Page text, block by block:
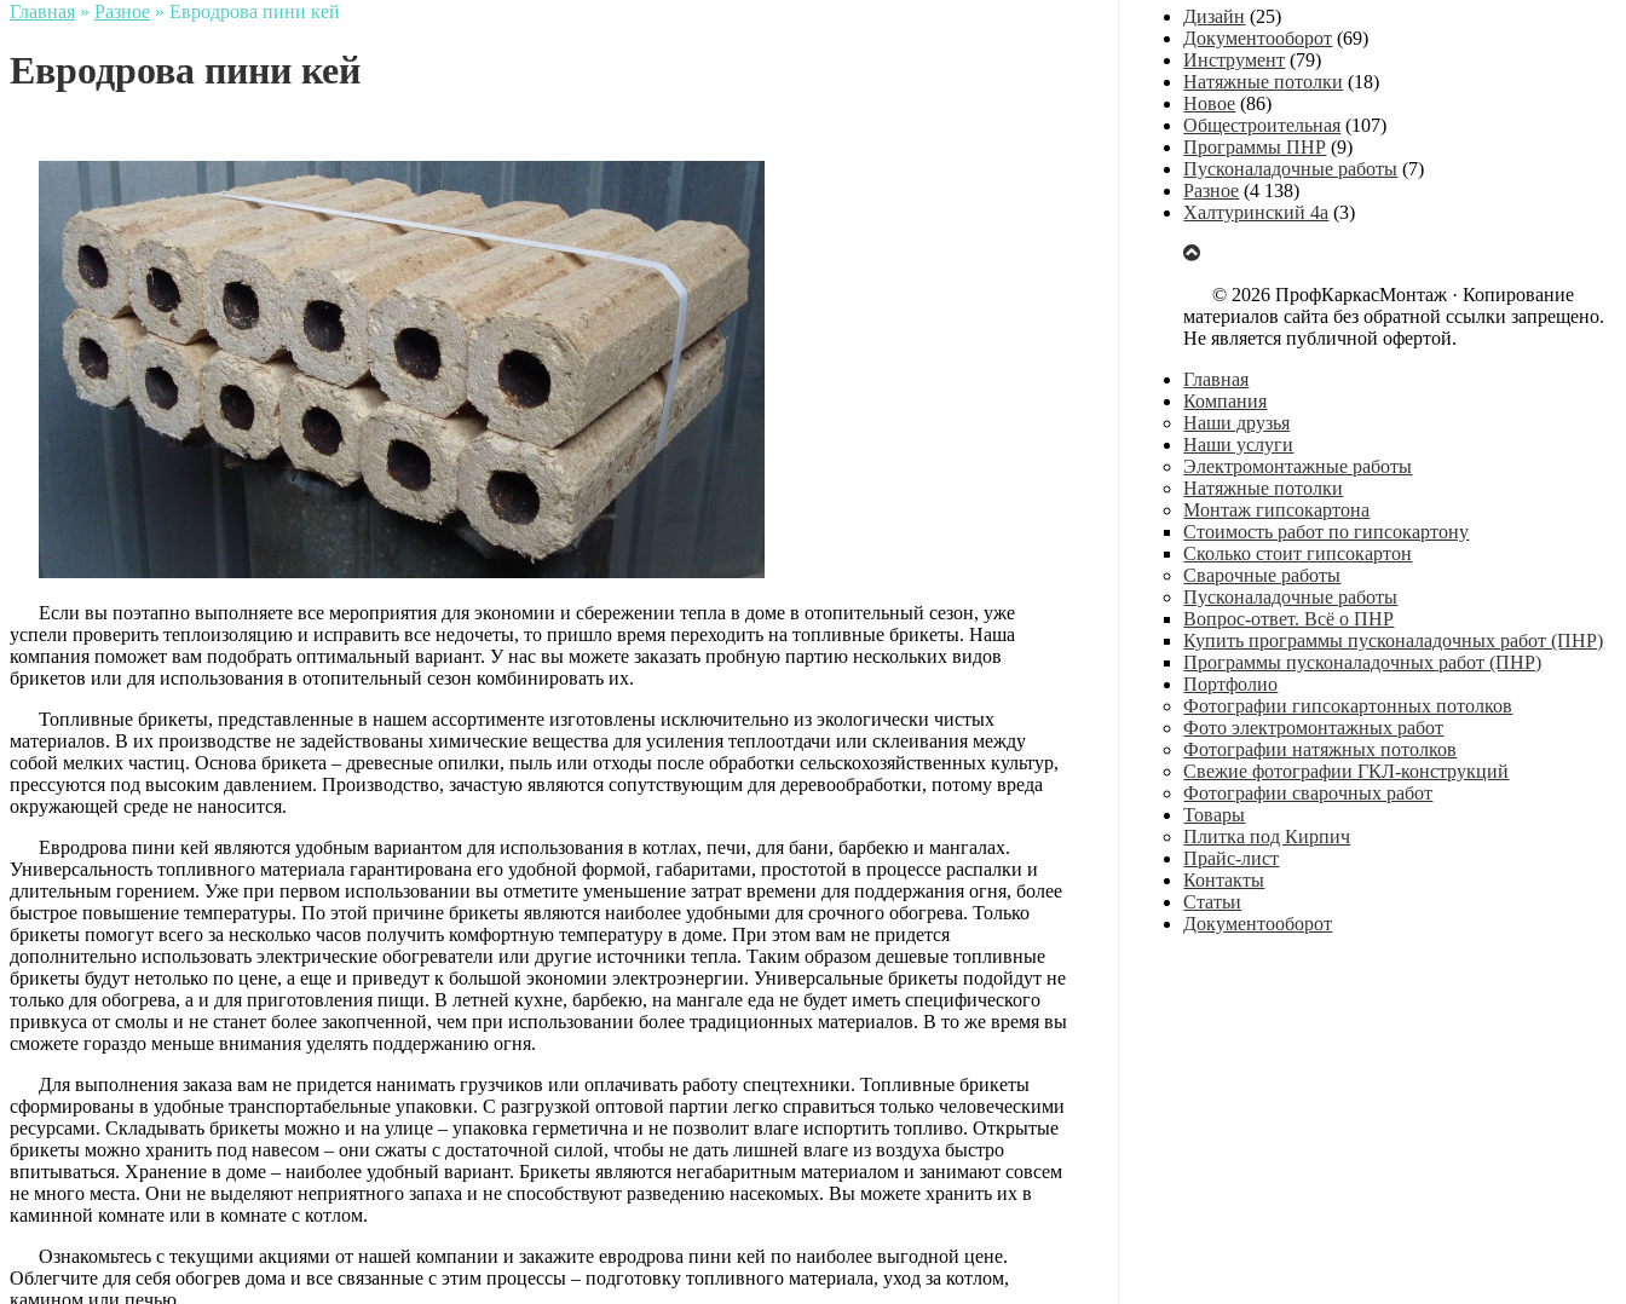
Главная » Разное » Евродрова пини кей
Евродрова пини кей
Если вы поэтапно выполняете все мероприятия для экономии и сбережении тепла в доме в отопительный сезон, уже
успели проверить теплоизоляцию и исправить все недочеты, то пришло время переходить на топливные брикеты. Наша
компания поможет вам подобрать оптимальный вариант. У нас вы можете заказать пробную партию нескольких видов
брикетов или для использования в отопительный сезон комбинировать их.
Топливные брикеты, представленные в нашем ассортименте изготовлены исключительно из экологически чистых
материалов. В их производстве не задействованы химические вещества для усиления теплоотдачи или склеивания между
собой мелких частиц. Основа брикета – древесные опилки, пыль или отходы после обработки сельскохозяйственных культур,
прессуются под высоким давлением. Производство, зачастую являются сопутствующим для деревообработки, потому вреда
окружающей среде не наносится.
Евродрова пини кей являются удобным вариантом для использования в котлах, печи, для бани, барбекю и мангалах.
Универсальность топливного материала гарантирована его удобной формой, габаритами, простотой в процессе распалки и
длительным горением. Уже при первом использовании вы отметите уменьшение затрат времени для поддержания огня, более
быстрое повышение температуры. По этой причине брикеты являются наиболее удобными для срочного обогрева. Только
брикеты помогут всего за несколько часов получить комфортную температуру в доме. При этом вам не придется
дополнительно использовать электрические обогреватели или другие источники тепла. Таким образом дешевые топливные
брикеты будут нетолько по цене, а еще и приведут к большой экономии электроэнергии. Универсальные брикеты подойдут не
только для обогрева, а и для приготовления пищи. В летней кухне, барбекю, на мангале еда не будет иметь специфического
привкуса от смолы и не станет более закопченной, чем при использовании более традиционных материалов. В то же время вы
сможете гораздо меньше внимания уделять поддержанию огня.
Для выполнения заказа вам не придется нанимать грузчиков или оплачивать работу спецтехники. Топливные брикеты
сформированы в удобные транспортабельные упаковки. С разгрузкой оптовой партии легко справиться только человеческими
ресурсами. Складывать брикеты можно и на улице – упаковка герметична и не позволит влаге испортить топливо. Открытые
брикеты можно хранить под навесом – они сжаты с достаточной силой, чтобы не дать лишней влаге из воздуха быстро
впитываться. Хранение в доме – наиболее удобный вариант. Брикеты являются негабаритным материалом и занимают совсем
не много места. Они не выделяют неприятного запаха и не способствуют разведению насекомых. Вы можете хранить их в
каминной комнате или в комнате с котлом.
Ознакомьтесь с текущими акциями от нашей компании и закажите евродрова пини кей по наиболее выгодной цене.
Облегчите для себя обогрев дома и все связанные с этим процессы – подготовку топливного материала, уход за котлом,
камином или печью.
Дизайн (25)
Документооборот (69)
Инструмент (79)
Натяжные потолки (18)
Новое (86)
Общестроительная (107)
Программы ПНР (9)
Пусконаладочные работы (7)
Разное (4 138)
Халтуринский 4а (3)
© 2026 ПрофКаркасМонтаж · Копирование
материалов сайта без обратной ссылки запрещено.
Не является публичной офертой.
Главная
Компания
Наши друзья
Наши услуги
Электромонтажные работы
Натяжные потолки
Монтаж гипсокартона
Стоимость работ по гипсокартону
Сколько стоит гипсокартон
Сварочные работы
Пусконаладочные работы
Вопрос-ответ. Всё о ПНР
Купить программы пусконаладочных работ (ПНР)
Программы пусконаладочных работ (ПНР)
Портфолио
Фотографии гипсокартонных потолков
Фото электромонтажных работ
Фотографии натяжных потолков
Свежие фотографии ГКЛ-конструкций
Фотографии сварочных работ
Товары
Плитка под Кирпич
Прайс-лист
Контакты
Статьи
Документооборот